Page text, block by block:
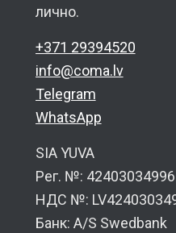
лично.
+371 29394520
info@coma.lv
Telegram
WhatsApp
SIA YUVA
Рег. №: 42403034996
НДС №:
Банк: A/S Swedbank